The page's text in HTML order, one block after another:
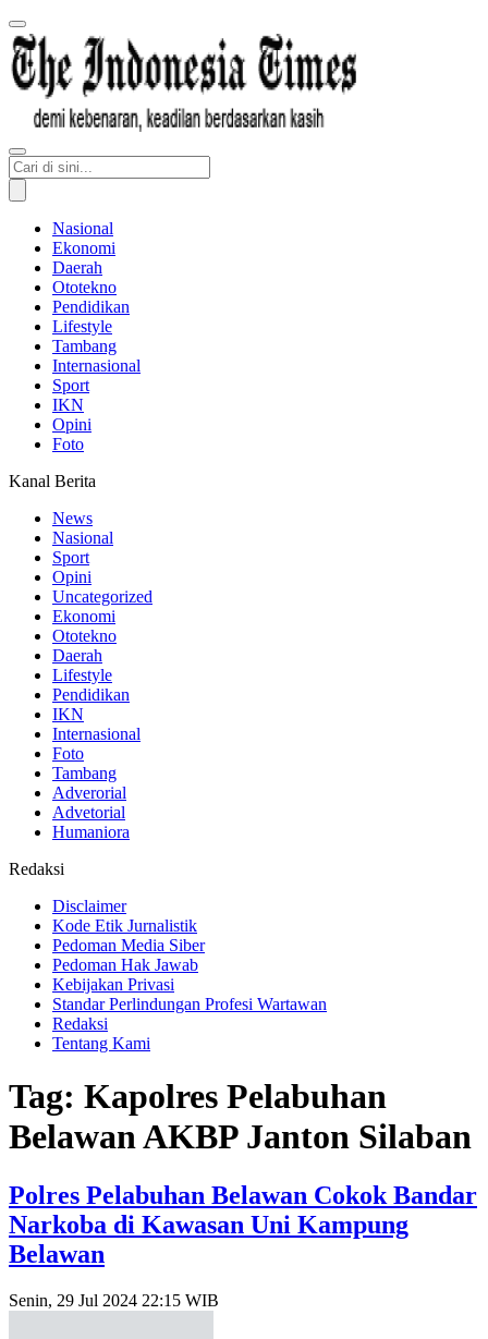
Nasional
Ekonomi
Daerah
Ototekno
Pendidikan
Lifestyle
Tambang
Internasional
Sport
IKN
Opini
Foto
Kanal Berita
News
Nasional
Sport
Opini
Uncategorized
Ekonomi
Ototekno
Daerah
Lifestyle
Pendidikan
IKN
Internasional
Foto
Tambang
Adverorial
Advetorial
Humaniora
Redaksi
Disclaimer
Kode Etik Jurnalistik
Pedoman Media Siber
Pedoman Hak Jawab
Kebijakan Privasi
Standar Perlindungan Profesi Wartawan
Redaksi
Tentang Kami
Tag: Kapolres Pelabuhan
Belawan AKBP Janton Silaban
Polres Pelabuhan Belawan Cokok Bandar
Narkoba di Kawasan Uni Kampung
Belawan
Senin, 29 Jul 2024 22:15 WIB